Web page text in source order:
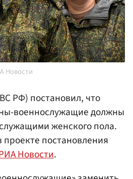
Новости
РФ) постановил, что
военнослужащие должны
женского пола.
проекте постановления
Новости.